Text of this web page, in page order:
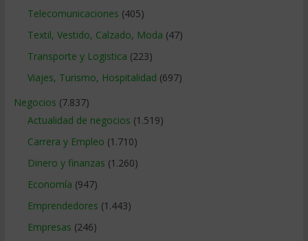
Telecomunicaciones (405)
Textil, Vestido, Calzado, Moda (47)
Transporte y Logistica (223)
Viajes, Turismo, Hospitalidad (697)
Negocios (7.837)
Actualidad de negocios (1.519)
Carrera y Empleo (1.710)
Dinero y finanzas (1.260)
Economía (947)
Emprendedores (1.443)
Empresas (246)